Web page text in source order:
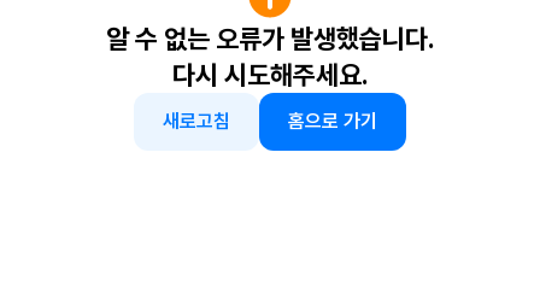
알 수 없는 오류가 발생했습니다.
다시 시도해주세요.
새로고침 홈으로 가기